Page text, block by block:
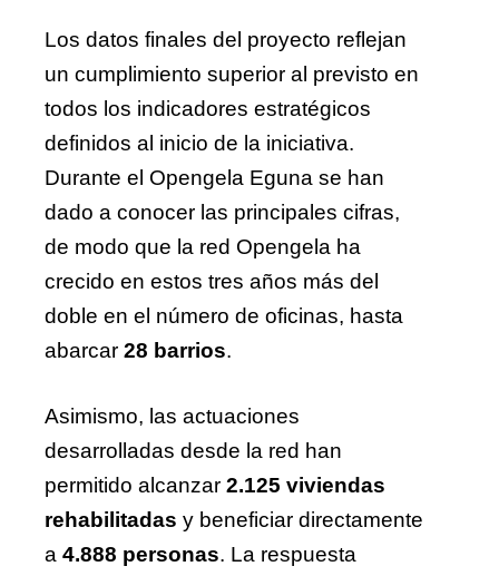
Los datos finales del proyecto reflejan
un cumplimiento superior al previsto en
todos los indicadores estratégicos
definidos al inicio de la iniciativa.
Durante el Opengela Eguna se han
dado a conocer las principales cifras,
de modo que la red Opengela ha
crecido en estos tres años más del
doble en el número de oficinas, hasta
abarcar 28 barrios.
Asimismo, las actuaciones
desarrolladas desde la red han
permitido alcanzar 2.125 viviendas
rehabilitadas y beneficiar directamente
a 4.888 personas. La respuesta